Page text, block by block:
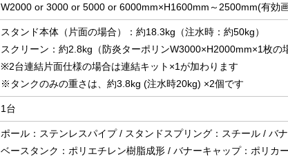
W2000 or 3000 or 5000 or 6000mm×H1600mm～2500mm(有効
スタンド本体（片面の場合）：約18.3kg（注水時：約50kg）
スクリーン：約2.8kg（防炎ターポリンW3000×H2000mm×1枚の
※2台連結片面仕様の場合は連結キット×1が加わります
※タンクのみの重さは、約3.8kg (注水時20kg) ×2個です
1台
ポール：ステンレスパイプ / スタンドスプリング：スチール / バ
ベースタンク：ポリエチレン樹脂成形 / バナーキャップ：ポリカ